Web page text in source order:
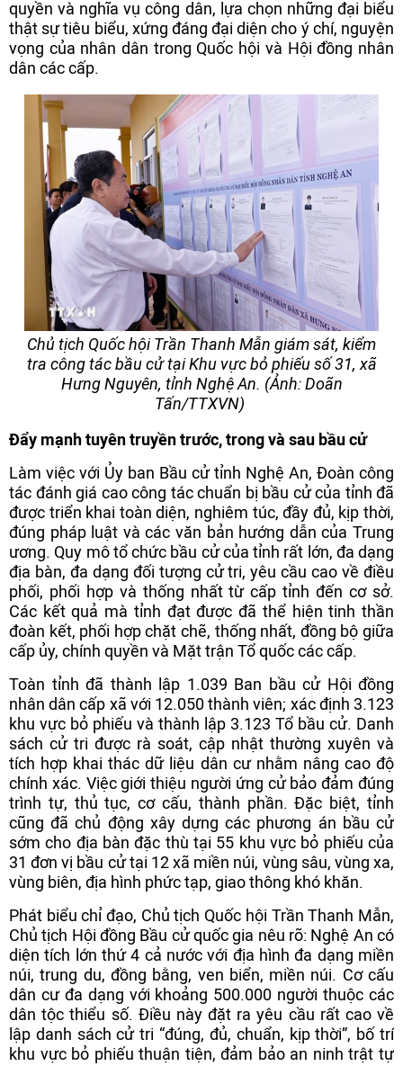
quyền và nghĩa vụ công dân, lựa chọn những đại biểu
thật sự tiêu biểu, xứng đáng đại diện cho ý chí, nguyện
vọng của nhân dân trong Quốc hội và Hội đồng nhân
dân các cấp.
Chủ tịch Quốc hội Trần Thanh Mẫn giám sát, kiểm
tra công tác bầu cử tại Khu vực bỏ phiếu số 31, xã
Hưng Nguyên, tỉnh Nghệ An. (Ảnh: Doãn
Tấn/TTXVN)
Đẩy mạnh tuyên truyền trước, trong và sau bầu cử
Làm việc với Ủy ban Bầu cử tỉnh Nghệ An, Đoàn công
tác đánh giá cao công tác chuẩn bị bầu cử của tỉnh đã
được triển khai toàn diện, nghiêm túc, đầy đủ, kịp thời,
đúng pháp luật và các văn bản hướng dẫn của Trung
ương. Quy mô tổ chức bầu cử của tỉnh rất lớn, đa dạng
địa bàn, đa dạng đối tượng cử tri, yêu cầu cao về điều
phối, phối hợp và thống nhất từ cấp tỉnh đến cơ sở.
Các kết quả mà tỉnh đạt được đã thể hiện tinh thần
đoàn kết, phối hợp chặt chẽ, thống nhất, đồng bộ giữa
cấp ủy, chính quyền và Mặt trận Tổ quốc các cấp.
Toàn tỉnh đã thành lập 1.039 Ban bầu cử Hội đồng
nhân dân cấp xã với 12.050 thành viên; xác định 3.123
khu vực bỏ phiếu và thành lập 3.123 Tổ bầu cử. Danh
sách cử tri được rà soát, cập nhật thường xuyên và
tích hợp khai thác dữ liệu dân cư nhằm nâng cao độ
chính xác. Việc giới thiệu người ứng cử bảo đảm đúng
trình tự, thủ tục, cơ cấu, thành phần. Đặc biệt, tỉnh
cũng đã chủ động xây dựng các phương án bầu cử
sớm cho địa bàn đặc thù tại 55 khu vực bỏ phiếu của
31 đơn vị bầu cử tại 12 xã miền núi, vùng sâu, vùng xa,
vùng biên, địa hình phức tạp, giao thông khó khăn.
Phát biểu chỉ đạo, Chủ tịch Quốc hội Trần Thanh Mẫn,
Chủ tịch Hội đồng Bầu cử quốc gia nêu rõ: Nghệ An có
diện tích lớn thứ 4 cả nước với địa hình đa dạng miền
núi, trung du, đồng bằng, ven biển, miền núi. Cơ cấu
dân cư đa dạng với khoảng 500.000 người thuộc các
dân tộc thiểu số. Điều này đặt ra yêu cầu rất cao về
lập danh sách cử tri “đúng, đủ, chuẩn, kịp thời”, bố trí
khu vực bỏ phiếu thuận tiện, đảm bảo an ninh trật tự